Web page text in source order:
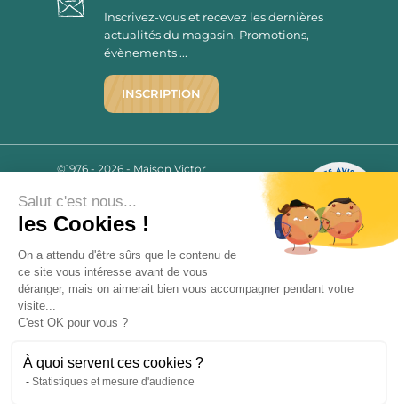
2780 AVIS
9.7/10
Inscrivez-vous et recevez les dernières
actualités du magasin. Promotions,
évènements ...
INSCRIPTION
©1976 - 2026 - Maison Victor
Mentions légales
C.G.V.
Politique de confidentialité
FAQ
Livraisons
Salut c'est nous...
les Cookies !
On a attendu d'être sûrs que le contenu de
ce site vous intéresse avant de vous
déranger, mais on aimerait bien vous accompagner pendant votre
visite...
C'est OK pour vous ?
À quoi servent ces cookies ?
Statistiques et mesure d'audience